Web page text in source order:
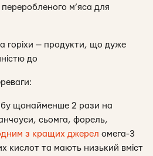
м’яса для
горіхи — продукти, що дуже
до
щонайменше 2 рази на
сьомга, форель,
з кращих джерел омега-3
кислот та мають низький вміст